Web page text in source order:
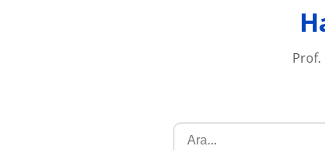
Prof.